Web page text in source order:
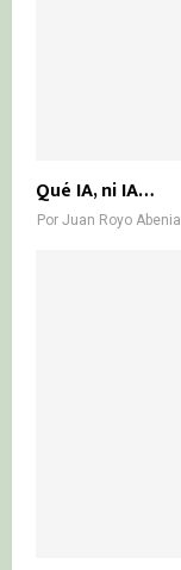
Qué IA, ni IA…
Por Juan Royo Abenia